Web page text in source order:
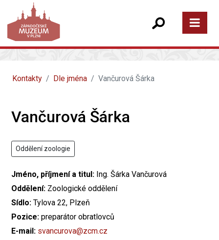
Kontakty Dle jména Vančurová Šárka
Vančurová Šárka
Oddělení zoologie
Jméno, příjmení a titul: Ing. Šárka Vančurová
Oddělení: Zoologické oddělení
Sídlo: Tylova 22, Plzeň
Pozice: preparátor obratlovců
E-mail: svancurova@zcm.cz